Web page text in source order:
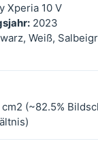
Xperia 10 V
2023
Weiß,
cm2 (~82.5%